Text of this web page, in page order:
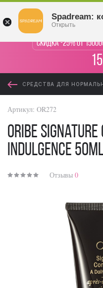
Скидка -25% от
СРЕДСТВА ДЛЯ
Артикул: OR272
Oribe
Indulgence
Отзывы 0
Spadream:
Открыть